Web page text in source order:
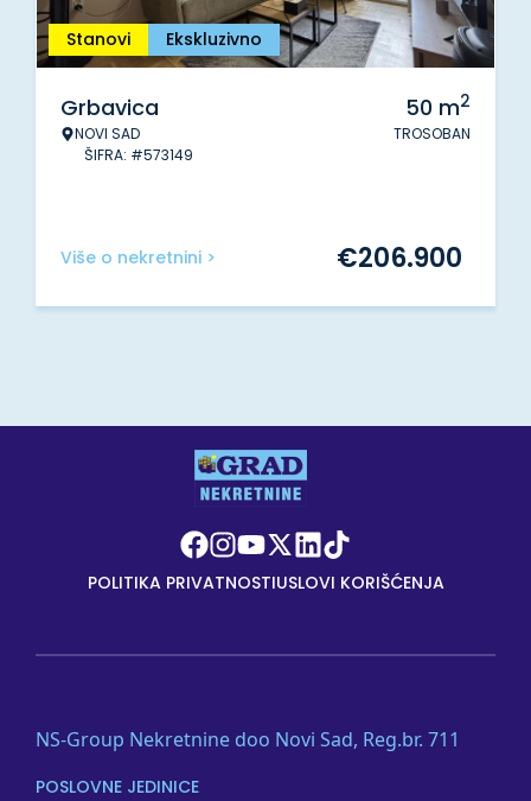
Stanovi Ekskluzivno
Grbavica
NOVI SAD
ŠIFRA: #573149
50 m2
TROSOBAN
Više o nekretnini > €206.900
POLITIKA PRIVATNOSTIUSLOVI KORIŠĆENJA
NS-Group Nekretnine doo Novi Sad, Reg.br. 711
POSLOVNE JEDINICE